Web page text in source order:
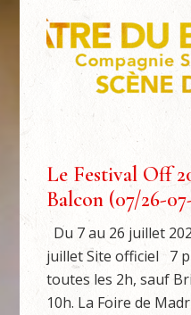
Le Festival Off
Balcon (07/26-
Du 7 au 26 juillet
juillet Site officiel 7
toutes les 2h, sauf
10h. La Foire de